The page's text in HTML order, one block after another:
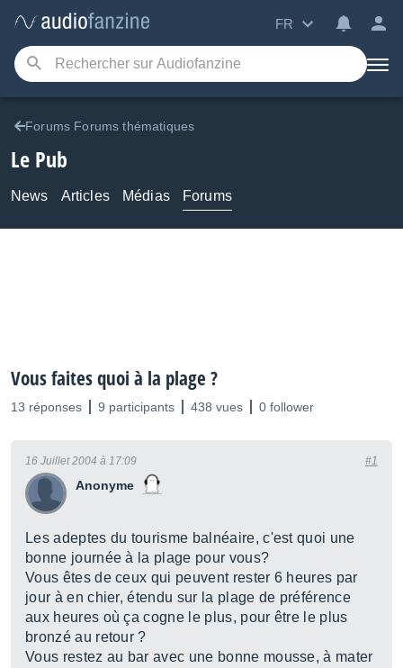
FR
Forums Forums thématiques
Le Pub
News Articles Médias Forums
Vous faites quoi à la plage ?
13 réponses 9 participants 438 vues 0 follower
Anonyme
16 Juillet 2004 à 17:09 #1
Les adeptes du tourisme balnéaire, c'est quoi une
bonne journée à la plage pour vous?
Vous êtes de ceux qui peuvent rester 6 heures par
jour à en chier, étendu sur la plage de préférence
aux heures où ça cogne le plus, pour être le plus
bronzé au retour ?
Vous restez au bar avec une bonne mousse, à mater